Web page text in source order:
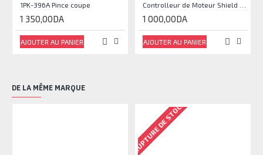
1PK-396A Pince coupe
1 350,00DA
AJOUTER AU PANIER
1 000,00DA
AJOUTER AU PANIER
DE LA MÊME MARQUE
RUPTURE DE STOCK